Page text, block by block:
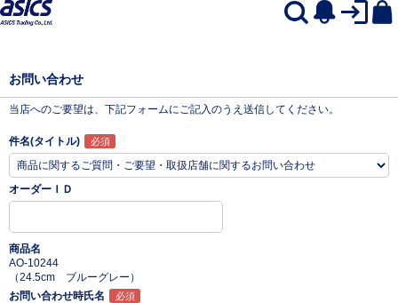
お問い合わせ
当店へのご要望は、下記フォームにご記入のうえ送信してください。
件名(タイトル)
オーダーＩＤ
商品名
AO-10244
（24.5cm ブルーグレー）
お問い合わせ時氏名